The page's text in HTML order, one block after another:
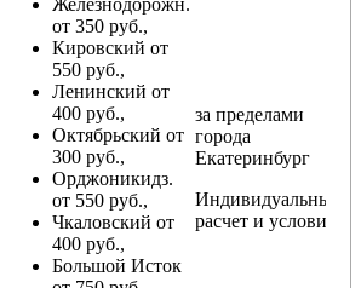
Железнодорожн.
от 350 руб.,
Кировский от
550 руб.,
Ленинский от
400 руб.,
Октябрьский от
300 руб.,
Орджоникидз.
от 550 руб.,
Чкаловский от
400 руб.,
Большой Исток
за пределами
города
Екатеринбург
Индивидуальный
расчет и условия